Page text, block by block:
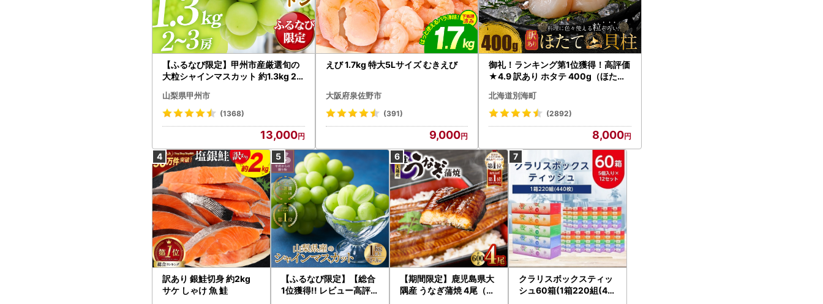
【ふるなび限定】甲州市産厳選旬の
大粒シャインマスカット 約1.3kg 2
472 FN-Limited-VO シャインマス
カット フルーツ
山梨県甲州市
(1368)
13,000
えび 1.7kg 特大5Lサイズ むきえび
大阪府泉佐野市
(391)
9,000
御礼！ランキング第1位獲得！高評価
★4.9 訳あり ホタテ 400g（ほたて
北海道別海町
(2892)
8,000
訳あり 銀鮭切身 約2kg
サケ しゃけ 魚 鮭
【ふるなび限定】【総合
1位獲得!! レビュー高評価
【期間限定】鹿児島県大
隅産 うなぎ蒲焼 4尾（60
クラリスボックスティッ
シュ60箱(1箱220組(44